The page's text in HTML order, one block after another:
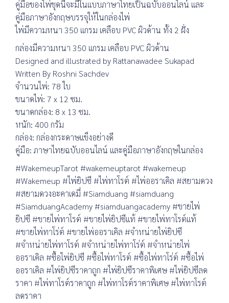
คู่มือของไพ่ชุดนี้จะมีในแบบภาษาไทยเป็นฉบับออนไลน์ และ
คู่มือภาษาอังกฤษบรรจุให้ในกล่องไพ่
ไพ่มีความหนา 350 แกรม เคลือบ PVC ผิวด้าน ทั้ง 2 ฝั่ง
กล่องมีความหนา 350 แกรม เคลือบ PVC ผิวด้าน
Designed and illustrated by Rattanawadee Sukapad
Written By Roshni Sachdev
จำนวนไพ่: 78 ใบ
ขนาดไพ่: 7 x 12 ซม.
ขนาดกล่อง: 8 x 13 ซม.
หนัก: 400 กรัม
กล่อง: กล่องกระดาษแข็งอย่างดี
คู่มือ: ภาษาไทยฉบับออนไลน์ และคู่มือภาษาอังกฤษในกล่อง
#WakemeupTarot #wakemeuptarot #wakemeup
#Wakemeup #ไพ่ยิปซี #ไพ่ทาโรต์ #ไพ่ออราเคิล #สยามดวง
#สยามดวงอะคาเดมี่ #Siamduang #siamduang
#SiamduangAcademy #siamduangacademy #ขายไพ่
ยิปซี #ขายไพ่ทาโรต์ #ขายไพ่ยิปซีแท้ #ขายไพ่ทาโรต์แท้
#ขายไพ่ทาโร่ต์ #ขายไพ่ออราเคิล #จำหน่ายไพ่ยิปซี
#จำหน่ายไพ่ทาโรต์ #จำหน่ายไพ่ทาโร่ต์ #จำหน่ายไพ่
ออราเคิล #ซื้อไพ่ยิปซี #ซื้อไพ่ทาโรต์ #ซื้อไพ่ทาโร่ต์ #ซื้อไพ่
ออราเคิล #ไพ่ยิปซีราคาถูก #ไพ่ยิปซีราคาพิเศษ #ไพ่ยิปซีลด
ราคา #ไพ่ทาโรต์ราคาถูก #ไพ่ทาโรต์ราคาพิเศษ #ไพ่ทาโรต์
ลดราคา